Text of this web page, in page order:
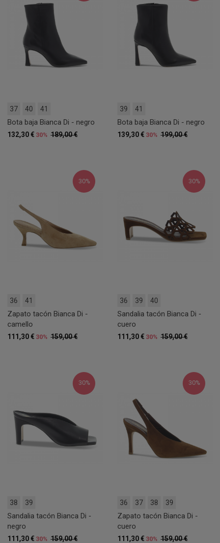
37 40 41
Bota baja Bianca Di - negro
189,00 €
132,30 € 30%
39 41
Bota baja Bianca Di - negro
199,00 €
139,30 € 30%
30%
36 41
Zapato tacón Bianca Di -
camello
159,00 €
111,30 € 30%
30%
36 39 40
Sandalia tacón Bianca Di -
cuero
159,00 €
111,30 € 30%
30%
38 39
Sandalia tacón Bianca Di -
negro
159,00 €
111,30 € 30%
30%
36 37 38 39
Zapato tacón Bianca Di -
cuero
159,00 €
111,30 € 30%